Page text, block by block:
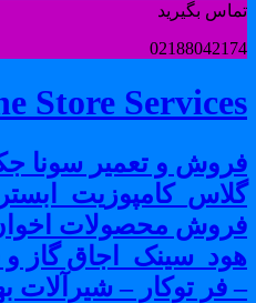
تماس بگیرید
02188042174
Store Services
فروش و تعمیر سونا
فروش محصولات
هود_سینک_اجاق گاز
– فر توکار –